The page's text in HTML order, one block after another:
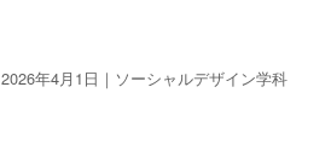
2026年4月1日｜ソーシャルデザイン学科